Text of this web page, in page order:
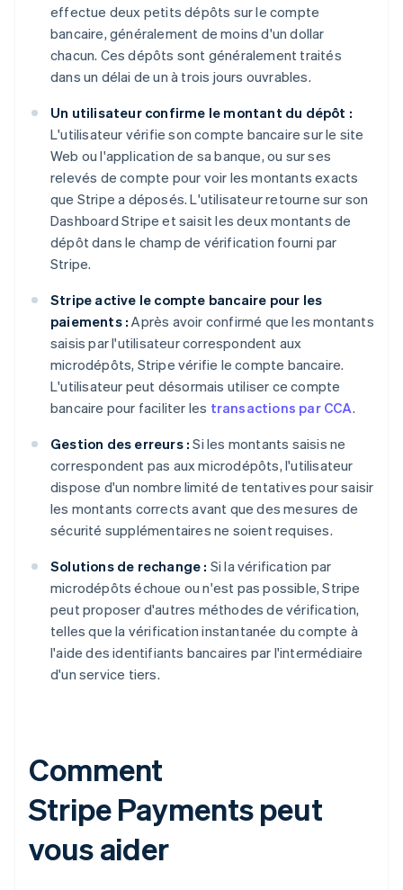
effectue deux petits dépôts sur le compte
bancaire, généralement de moins d'un dollar
chacun. Ces dépôts sont généralement traités
dans un délai de un à trois jours ouvrables.
Un utilisateur confirme le montant du dépôt :
L'utilisateur vérifie son compte bancaire sur le site
Web ou l'application de sa banque, ou sur ses
relevés de compte pour voir les montants exacts
que Stripe a déposés. L'utilisateur retourne sur son
Dashboard Stripe et saisit les deux montants de
dépôt dans le champ de vérification fourni par
Stripe.
Stripe active le compte bancaire pour les
paiements : Après avoir confirmé que les montants
saisis par l'utilisateur correspondent aux
microdépôts, Stripe vérifie le compte bancaire.
L'utilisateur peut désormais utiliser ce compte
bancaire pour faciliter les transactions par CCA.
Gestion des erreurs : Si les montants saisis ne
correspondent pas aux microdépôts, l'utilisateur
dispose d'un nombre limité de tentatives pour saisir
les montants corrects avant que des mesures de
sécurité supplémentaires ne soient requises.
Solutions de rechange : Si la vérification par
microdépôts échoue ou n'est pas possible, Stripe
peut proposer d'autres méthodes de vérification,
telles que la vérification instantanée du compte à
l'aide des identifiants bancaires par l'intermédiaire
d'un service tiers.
Comment
Stripe Payments peut
vous aider